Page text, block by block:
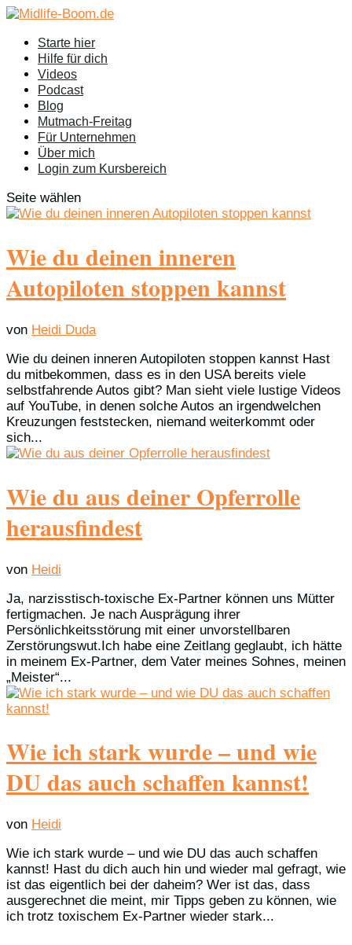
Starte hier
Hilfe für dich
Videos
Podcast
Blog
Mutmach-Freitag
Für Unternehmen
Über mich
Login zum Kursbereich
Seite wählen
Wie du deinen inneren
Autopiloten stoppen kannst
von Heidi Duda
Wie du deinen inneren Autopiloten stoppen kannst Hast
du mitbekommen, dass es in den USA bereits viele
selbstfahrende Autos gibt? Man sieht viele lustige Videos
auf YouTube, in denen solche Autos an irgendwelchen
Kreuzungen feststecken, niemand weiterkommt oder
sich...
Wie du aus deiner Opferrolle
herausfindest
von Heidi
Ja, narzisstisch-toxische Ex-Partner können uns Mütter
fertigmachen. Je nach Ausprägung ihrer
Persönlichkeitsstörung mit einer unvorstellbaren
Zerstörungswut.Ich habe eine Zeitlang geglaubt, ich hätte
in meinem Ex-Partner, dem Vater meines Sohnes, meinen
„Meister“...
Wie ich stark wurde – und wie
DU das auch schaffen kannst!
von Heidi
Wie ich stark wurde – und wie DU das auch schaffen
kannst! Hast du dich auch hin und wieder mal gefragt, wie
ist das eigentlich bei der daheim? Wer ist das, dass
ausgerechnet die meint, mir Tipps geben zu können, wie
ich trotz toxischem Ex-Partner wieder stark...